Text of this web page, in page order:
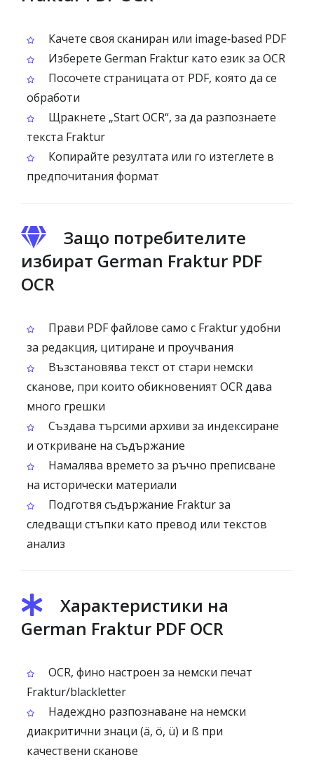
Качете своя сканиран или image‑based PDF
Изберете German Fraktur като език за OCR
Посочете страницата от PDF, която да се
обработи
Щракнете „Start OCR“, за да разпознаете
текста Fraktur
Копирайте резултата или го изтеглете в
предпочитания формат
Защо потребителите
избират German Fraktur PDF
OCR
Прави PDF файлове само с Fraktur удобни
за редакция, цитиране и проучвания
Възстановява текст от стари немски
сканове, при които обикновеният OCR дава
много грешки
Създава търсими архиви за индексиране
и откриване на съдържание
Намалява времето за ръчно преписване
на исторически материали
Подготвя съдържание Fraktur за
следващи стъпки като превод или текстов
анализ
Характеристики на
German Fraktur PDF OCR
OCR, фино настроен за немски печат
Fraktur/blackletter
Надеждно разпознаване на немски
диакритични знаци (ä, ö, ü) и ß при
качествени сканове